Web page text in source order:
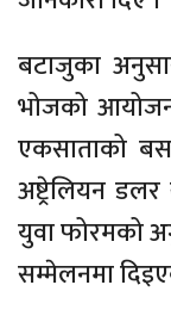
बटाजुका
भोजको
एकसाताको
अष्ट्रेलियन
युवा फोरमको
सम्मेलनमा